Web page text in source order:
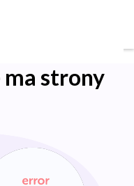
ma strony